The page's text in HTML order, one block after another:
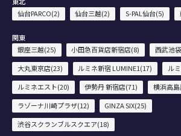
仙台PARCO(2)
仙台三越(2) S-PAL仙台(5)
関東
銀座三越(25)
小田急百貨店新宿店(8)
西武池
大丸東京店(23)
ルミネ新宿 LUMINE1(17)
ル
ルミネエスト(20)
伊勢丹 新宿店(71)
横浜高
ラゾーナ川崎プラザ(12)
GINZA SIX(25)
渋谷スクランブルスクエア(18)